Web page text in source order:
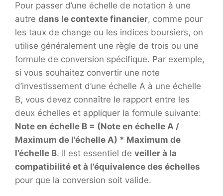
Pour passer d’une échelle de notation à une
autre dans le contexte financier, comme pour
les taux de change ou les indices boursiers, on
utilise généralement une règle de trois ou une
formule de conversion spécifique. Par exemple,
si vous souhaitez convertir une note
d’investissement d’une échelle A à une échelle
B, vous devez connaître le rapport entre les
deux échelles et appliquer la formule suivante:
Note en échelle B = (Note en échelle A /
Maximum de l’échelle A) * Maximum de
l’échelle B. Il est essentiel de veiller à la
compatibilité et à l’équivalence des échelles
pour que la conversion soit valide.